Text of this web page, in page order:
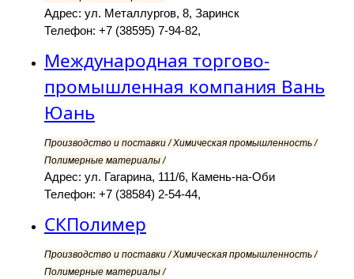
Адрес: ул. Металлургов, 8, Заринск
Телефон: +7 (38595) 7-94-82,
Международная торгово-
промышленная компания Вань
Юань
Производство и поставки / Химическая промышленность /
Полимерные материалы /
Адрес: ул. Гагарина, 111/6, Камень-на-Оби
Телефон: +7 (38584) 2-54-44,
СКПолимер
Производство и поставки / Химическая промышленность /
Полимерные материалы /